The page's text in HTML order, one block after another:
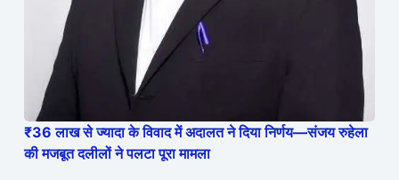
₹36 लाख से ज्यादा के विवाद में अदालत ने दिया निर्णय—संजय रुहेला
की मजबूत दलीलों ने पलटा पूरा मामला